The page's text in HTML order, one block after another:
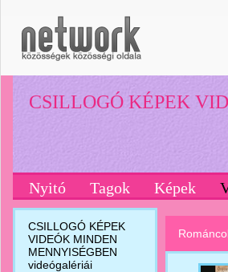
CSILLOGÓ KÉPEK
Nyitó Tagok Képek
CSILLOGÓ KÉPEK
VIDEÓK MINDEN
MENNYISÉGBEN
videógalériái